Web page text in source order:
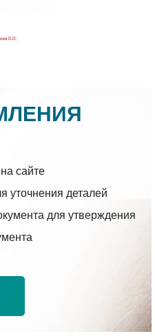
сайте
уточнения деталей
для утверждения